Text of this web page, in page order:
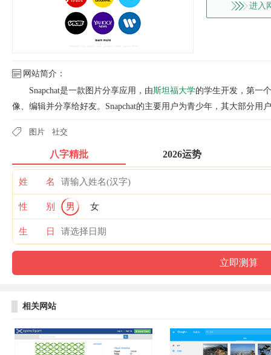
进入
网站简介：
Snapchat是一款图片分享应用，由斯坦福大学的学生开发，第一
像、编辑并分享给好友。Snapchat的主要用户为青少年，其大部分用
图片 社交
八字精批 2026运势
姓 名
性 别 男 女
生 日
相关网站